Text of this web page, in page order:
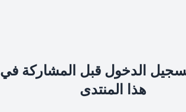
الدخول قبل المشاركة في
هذا المنتدى